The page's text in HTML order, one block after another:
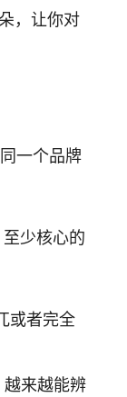
，让你对
一个品牌
少核心的
或者完全
越来越能辨